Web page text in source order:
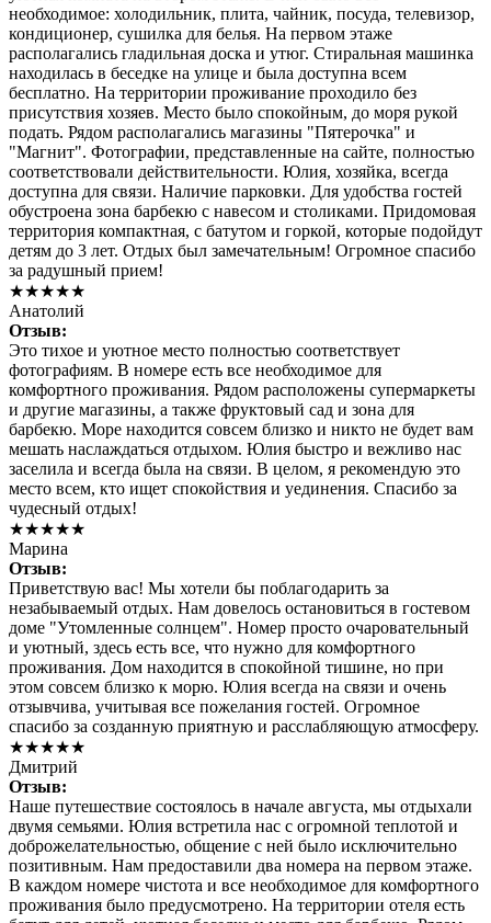
необходимое: холодильник, плита, чайник, посуда, телевизор,
кондиционер, сушилка для белья. На первом этаже
располагались гладильная доска и утюг. Стиральная машинка
находилась в беседке на улице и была доступна всем
бесплатно. На территории проживание проходило без
присутствия хозяев. Место было спокойным, до моря рукой
подать. Рядом располагались магазины "Пятерочка" и
"Магнит". Фотографии, представленные на сайте, полностью
соответствовали действительности. Юлия, хозяйка, всегда
доступна для связи. Наличие парковки. Для удобства гостей
обустроена зона барбекю с навесом и столиками. Придомовая
территория компактная, с батутом и горкой, которые подойдут
детям до 3 лет. Отдых был замечательным! Огромное спасибо
за радушный прием!
★★★★★
Анатолий
Отзыв:
Это тихое и уютное место полностью соответствует
фотографиям. В номере есть все необходимое для
комфортного проживания. Рядом расположены супермаркеты
и другие магазины, а также фруктовый сад и зона для
барбекю. Море находится совсем близко и никто не будет вам
мешать наслаждаться отдыхом. Юлия быстро и вежливо нас
заселила и всегда была на связи. В целом, я рекомендую это
место всем, кто ищет спокойствия и уединения. Спасибо за
чудесный отдых!
★★★★★
Марина
Отзыв:
Приветствую вас! Мы хотели бы поблагодарить за
незабываемый отдых. Нам довелось остановиться в гостевом
доме "Утомленные солнцем". Номер просто очаровательный
и уютный, здесь есть все, что нужно для комфортного
проживания. Дом находится в спокойной тишине, но при
этом совсем близко к морю. Юлия всегда на связи и очень
отзывчива, учитывая все пожелания гостей. Огромное
спасибо за созданную приятную и расслабляющую атмосферу.
★★★★★
Дмитрий
Отзыв:
Наше путешествие состоялось в начале августа, мы отдыхали
двумя семьями. Юлия встретила нас с огромной теплотой и
доброжелательностью, общение с ней было исключительно
позитивным. Нам предоставили два номера на первом этаже.
В каждом номере чистота и все необходимое для комфортного
проживания было предусмотрено. На территории отеля есть